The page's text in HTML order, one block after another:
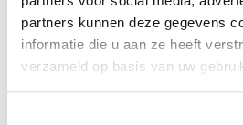
partners kunnen deze gegevens
informatie die u aan ze heeft
verzameld op basis van uw
PENNENHOUDER 9,5X7,5 CM
EUR 1.60EUR 2.30